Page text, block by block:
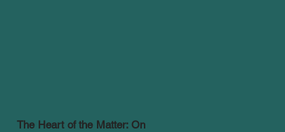
The Heart of the Matter: On